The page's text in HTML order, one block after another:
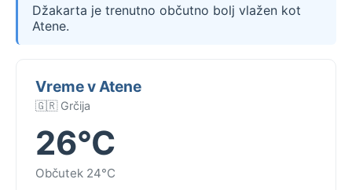
Džakarta je trenutno občutno bolj vlažen kot
Atene.
Vreme v Atene
🇬🇷 Grčija
26°C
Občutek 24°C